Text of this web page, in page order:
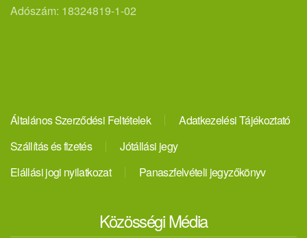
Adószám: 18324819-1-02
Általános Szerződési Feltételek
Adatkezelési Tájékoztató
Szállítás és fizetés
Jótállási jegy
Elállási jogi nyilatkozat
Panaszfelvételi jegyzőkönyv
Közösségi Média